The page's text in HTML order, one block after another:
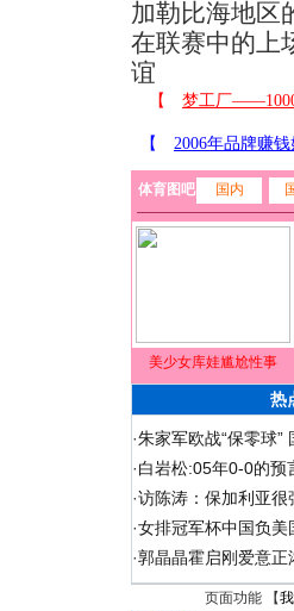
加勒比海地区
在联赛中的
谊
体育图吧 国内
美少女库娃尴尬性事
热
·朱家军欧战“保零球”
·白岩松:05年0-0的预
·访陈涛：保加利亚
·女排冠军杯中国负美
·郭晶晶霍启刚爱意
页面功能 【